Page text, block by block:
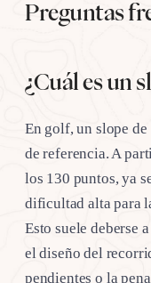
Preguntas
¿Cuál es un
En golf, un slope
de referencia. A
los 130 puntos, ya
dificultad alta para
Esto suele deberse
el diseño del
pendientes o la